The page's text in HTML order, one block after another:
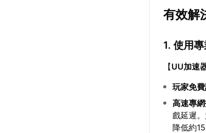
有效解
1. 使用
【UU加速
玩家免
高速專
戲延遲
降低約